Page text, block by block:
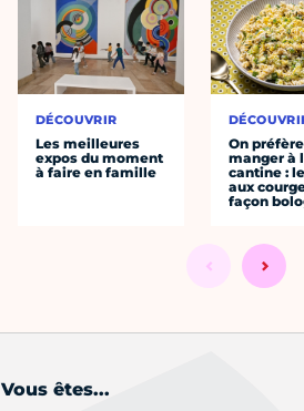
DÉCOUVRIR
Les meilleures
expos du moment
à faire en famille
On préfère
manger à
cantine :
aux
façon
Vous êtes...